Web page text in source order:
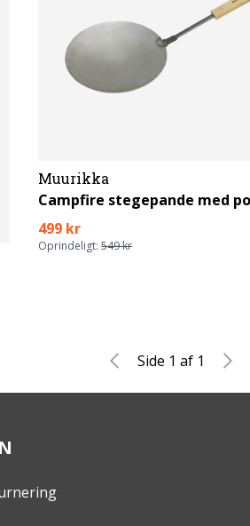
Muurikka
Campfire stegepande med
499 kr
Oprindeligt:549 kr
Side 1 af 1